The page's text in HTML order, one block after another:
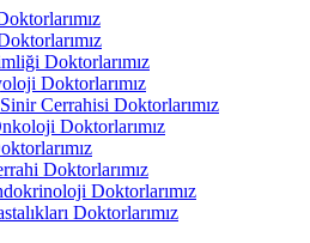
Doktorlarımız
Doktorlarımız
Cerrahisi Doktorlarımız
Doktorlarımız
Doktorlarımız
Doktorlarımız
Doktorlarımız